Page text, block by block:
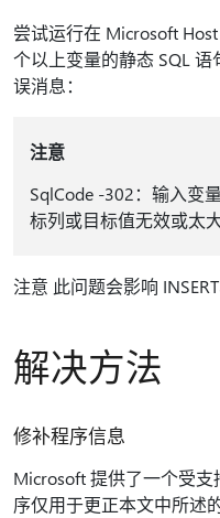
尝试运行在 Microsoft
个以上变量的静态 SQL
误消息：
注意
SqlCode -302：输入变
标列或目标值无效或太
注意 此问题会影响 INSERT
解决方法
修补程序信息
Microsoft 提供了一个受
序仅用于更正本文中所述